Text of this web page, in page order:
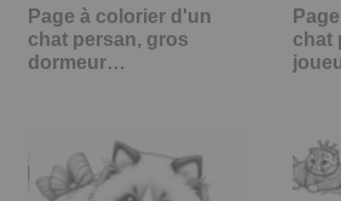
Page à colorier d'un
chat persan, gros
dormeur…
chat